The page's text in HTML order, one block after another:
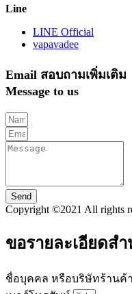
Line
LINE Official
vapavadee
Email สอบถามเพิ่มเติม
Message to us
Send
Copyright ©2021 All rights
ขอรายละเอียดส
ชื่อบุคคล หรือบริษัทร้านค้า